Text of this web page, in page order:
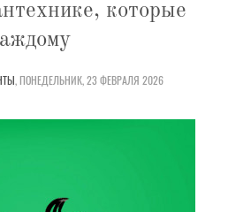
которые
,ПОНЕДЕЛЬНИК, 23 ФЕВРАЛЯ 2026